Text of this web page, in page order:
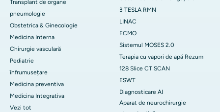
Transplant de organe
pneumologie
Obstetrica & Ginecologie
Medicina Interna
Chirurgie vasculară
Pediatrie
înfrumusețare
Medicina preventiva
Medicina Integrativa
Vezi tot
3 TESLA RMN
LINAC
ECMO
Sistemul MOSES 2.0
Terapia cu vapori de apă Rezum
128 Slice CT SCAN
ESWT
Diagnosticare AI
Aparat de neurochirurgie